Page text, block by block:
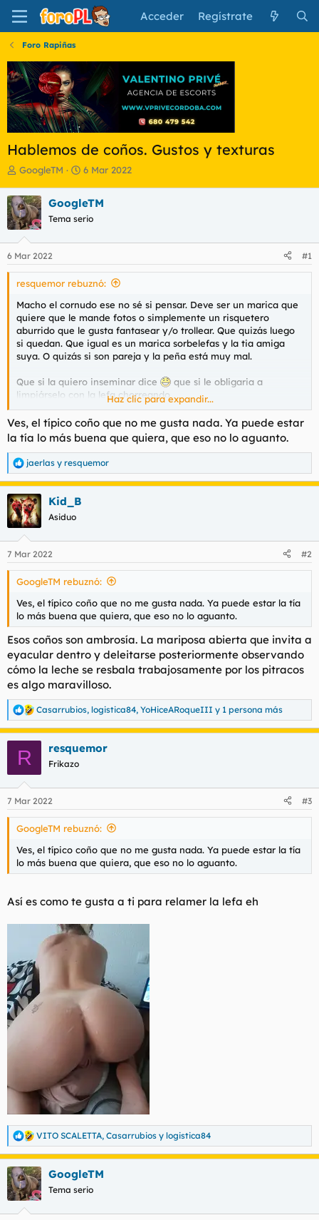
Acceder Regístrate
Foro Rapiñas
Hablemos de coños. Gustos y texturas
I
i
c
i
a
d
o
r
d
l
t
e
m
a
GoogleTM
F
h
a
e
n
i
i
o
6 Mar 2022
GoogleTM
Tema serio
6 Mar 2022 #1
resquemor rebuznó:
Macho el cornudo ese no sé si pensar. Deve ser un marica que
quiere que le mande fotos o simplemente un risquetero
aburrido que le gusta fantasear y/o trollear. Que quizás luego
si quedan. Que igual es un marica sorbelefas y la tia amiga
suya. O quizás si son pareja y la peña está muy mal.
Que si la quiero inseminar dice
que si le obligaria a
limpiárselo con la lefa chorreando
Ver el archivos adjunto 103969
Haz clic para expandir...
Ves, el típico coño que no me gusta nada. Ya puede estar
la tía lo más buena que quiera, que eso no lo aguanto.
R
e
a
c
c
i
e
s
jaerlas y resquemor
Kid_B
Asiduo
7 Mar 2022 #2
GoogleTM rebuznó:
Ves, el típico coño que no me gusta nada. Ya puede estar la tía
lo más buena que quiera, que eso no lo aguanto.
Esos coños son ambrosía. La mariposa abierta que invita a
eyacular dentro y deleitarse posteriormente observando
cómo la leche se resbala trabajosamente por los pitracos
es algo maravilloso.
R
e
a
e
s
Casarrubios, logistica84, YoHiceARoqueIII y 1 persona más
R resquemor
Frikazo
7 Mar 2022 #3
GoogleTM rebuznó:
Ves, el típico coño que no me gusta nada. Ya puede estar la tía
lo más buena que quiera, que eso no lo aguanto.
Así es como te gusta a ti para relamer la lefa eh
R
e
a
c
c
i
VITO SCALETTA, Casarrubios y logistica84
GoogleTM
Tema serio